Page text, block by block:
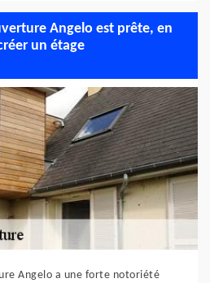
Angelo est prête, en
un étage
Angelo a une forte notoriété